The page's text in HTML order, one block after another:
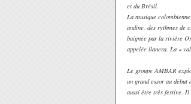
et du Brésil.
La musique
andine, des rythmes de
baignée par la rivière
appelée llanera. La «
Le groupe AMBAR
un grand essor au
aussi être très festive.